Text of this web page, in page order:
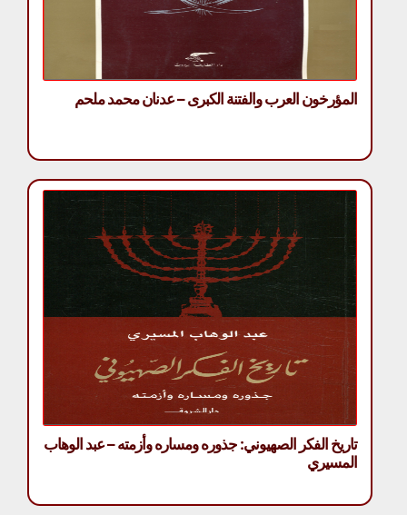
المؤرخون العرب والفتنة الكبرى – عدنان محمد ملحم
تاريخ الفكر الصهيوني: جذوره ومساره وأزمته – عبد الوهاب
المسيري